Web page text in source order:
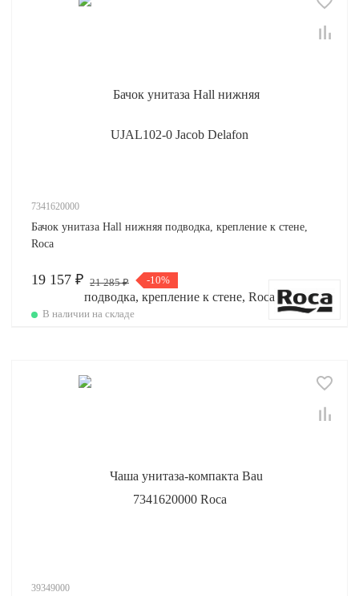
7341620000
Бачок унитаза Hall нижняя подводка, крепление к стене,
Roca
19 157 ₽ 21 285 ₽ -10%
В наличии на складе
39349000